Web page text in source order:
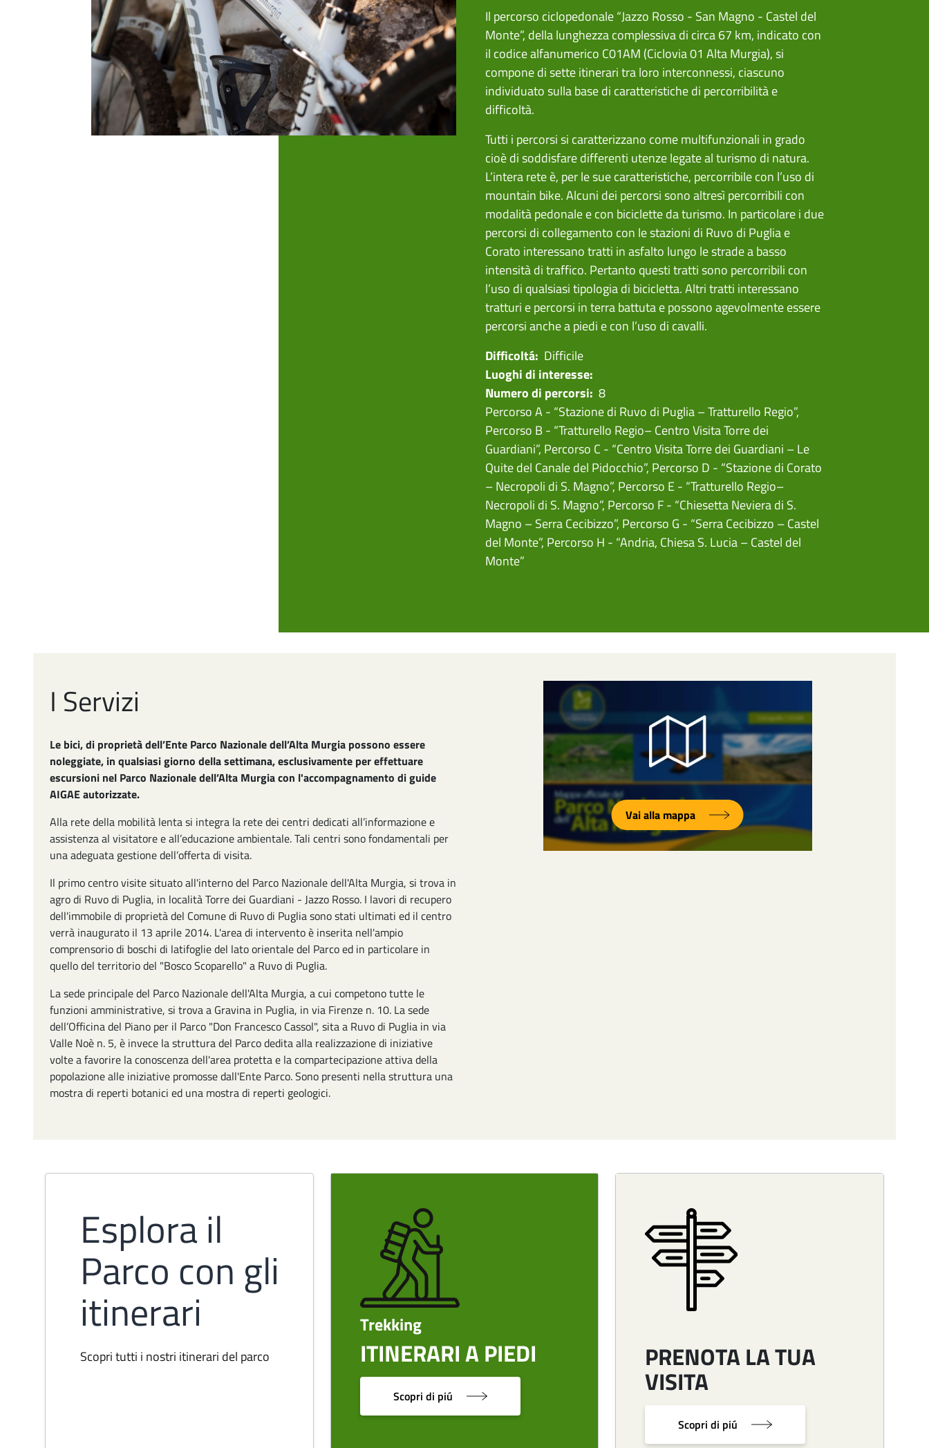
Il percorso ciclopedonale “Jazzo Rosso - San Magno - Castel del
Monte”, della lunghezza complessiva di circa 67 km, indicato con
il codice alfanumerico C01AM (Ciclovia 01 Alta Murgia), si
compone di sette itinerari tra loro interconnessi, ciascuno
individuato sulla base di caratteristiche di percorribilità e
difficoltà.
Tutti i percorsi si caratterizzano come multifunzionali in grado
cioè di soddisfare differenti utenze legate al turismo di natura.
L’intera rete è, per le sue caratteristiche, percorribile con l’uso di
mountain bike. Alcuni dei percorsi sono altresì percorribili con
modalità pedonale e con biciclette da turismo. In particolare i due
percorsi di collegamento con le stazioni di Ruvo di Puglia e
Corato interessano tratti in asfalto lungo le strade a basso
intensità di traffico. Pertanto questi tratti sono percorribili con
l’uso di qualsiasi tipologia di bicicletta. Altri tratti interessano
tratturi e percorsi in terra battuta e possono agevolmente essere
percorsi anche a piedi e con l’uso di cavalli.
Difficoltá: Difficile
Luoghi di interesse:
Numero di percorsi: 8
Percorso A - “Stazione di Ruvo di Puglia – Tratturello Regio”,
Percorso B - “Tratturello Regio– Centro Visita Torre dei
Guardiani”, Percorso C - “Centro Visita Torre dei Guardiani – Le
Quite del Canale del Pidocchio”, Percorso D - “Stazione di Corato
– Necropoli di S. Magno”, Percorso E - “Tratturello Regio–
Necropoli di S. Magno”, Percorso F - “Chiesetta Neviera di S.
Magno – Serra Cecibizzo”, Percorso G - “Serra Cecibizzo – Castel
del Monte”, Percorso H - “Andria, Chiesa S. Lucia – Castel del
Monte”
I Servizi
Le bici, di proprietà dell’Ente Parco Nazionale dell’Alta Murgia possono essere
noleggiate, in qualsiasi giorno della settimana, esclusivamente per effettuare
escursioni nel Parco Nazionale dell’Alta Murgia con l'accompagnamento di guide
AIGAE autorizzate.
Alla rete della mobilità lenta si integra la rete dei centri dedicati all’informazione e
assistenza al visitatore e all’educazione ambientale. Tali centri sono fondamentali per
una adeguata gestione dell’offerta di visita.
Il primo centro visite situato all'interno del Parco Nazionale dell'Alta Murgia, si trova in
agro di Ruvo di Puglia, in località Torre dei Guardiani - Jazzo Rosso. I lavori di recupero
dell'immobile di proprietà del Comune di Ruvo di Puglia sono stati ultimati ed il centro
verrà inaugurato il 13 aprile 2014. L'area di intervento è inserita nell'ampio
comprensorio di boschi di latifoglie del lato orientale del Parco ed in particolare in
quello del territorio del "Bosco Scoparello" a Ruvo di Puglia.
La sede principale del Parco Nazionale dell'Alta Murgia, a cui competono tutte le
funzioni amministrative, si trova a Gravina in Puglia, in via Firenze n. 10. La sede
dell’Officina del Piano per il Parco "Don Francesco Cassol", sita a Ruvo di Puglia in via
Valle Noè n. 5, è invece la struttura del Parco dedita alla realizzazione di iniziative
volte a favorire la conoscenza dell'area protetta e la compartecipazione attiva della
popolazione alle iniziative promosse dall'Ente Parco. Sono presenti nella struttura una
mostra di reperti botanici ed una mostra di reperti geologici.
Image
Vai alla mappa
Esplora il
Parco con gli
itinerari
Scopri tutti i nostri itinerari del parco
Image
Trekking
ITINERARI A PIEDI
Scopri di piú
Image
PRENOTA LA TUA
VISITA
Scopri di piú